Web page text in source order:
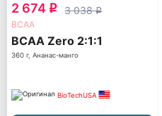
2 674 q 3 038q
ВСАА
BCAA Zero 2:1:1
360 г, Ананас-манго
BioTechUSA